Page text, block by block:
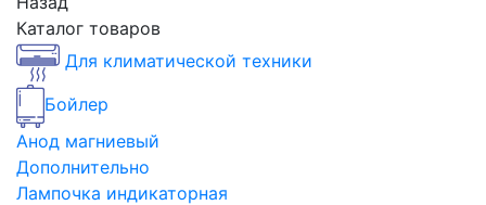
Каталог товаров
Для климатической техники
Бойлер
Анод магниевый
Дополнительно
Лампочка индикаторная